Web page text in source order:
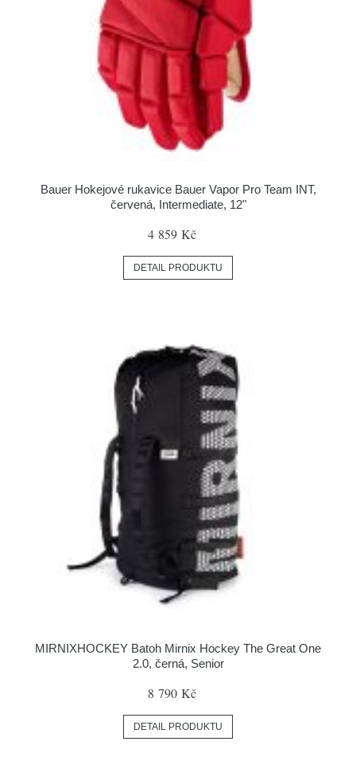
Bauer Hokejové rukavice Bauer Vapor Pro Team INT,
červená, Intermediate, 12"
4 859 Kč
DETAIL PRODUKTU
MIRNIXHOCKEY Batoh Mirnix Hockey The Great One
2.0, černá, Senior
8 790 Kč
DETAIL PRODUKTU